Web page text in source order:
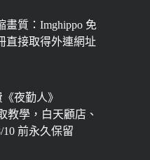
畫質：Imghippo 免
直接取得外連網址
夜勤人》
教學，白天顧店、
前永久保留